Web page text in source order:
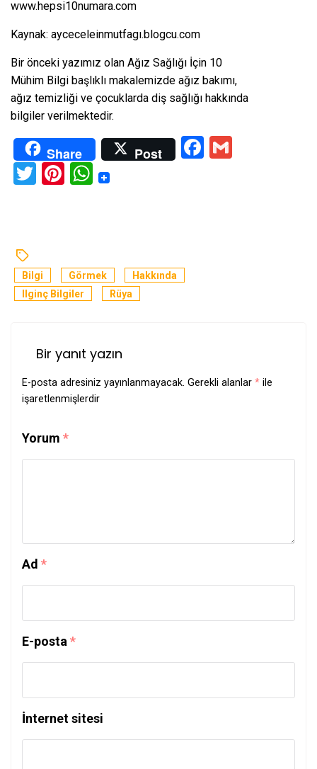
www.hepsi10numara.com
Kaynak: ayceceleinmutfagı.blogcu.com
Bir önceki yazımız olan Ağız Sağlığı İçin 10
Mühim Bilgi başlıklı makalemizde ağız bakımı,
ağız temizliği ve çocuklarda diş sağlığı hakkında
bilgiler verilmektedir.
Share Post Facebook
Twitter
Pinterest
WhatsApp
Bilgi Görmek
Hakkında
Ilginç Bilgiler
Rüya
Bir yanıt yazın
E-posta adresiniz yayınlanmayacak. Gerekli alanlar * ile
işaretlenmişlerdir
Yorum *
Ad *
E-posta*
İnternet sitesi